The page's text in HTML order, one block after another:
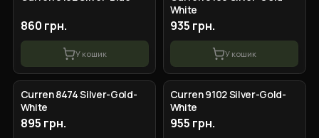
860 грн.
У кошик
White
935 грн.
У кошик
Curren 8474 Silver-Gold-
White
895 грн.
Curren 9102 Silver-Gold-
White
955 грн.